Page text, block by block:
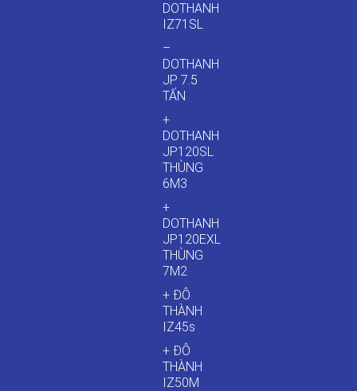
DOTHANH
IZ71SL
–
DOTHANH
JP 7.5
TẤN
+
DOTHANH
JP120SL
THÙNG
6M3
+
DOTHANH
JP120EXL
THÙNG
7M2
+ ĐÔ
THÀNH
IZ45s
+ ĐÔ
THÀNH
IZ50M